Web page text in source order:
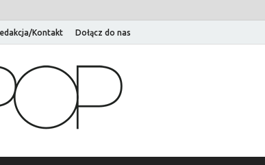
Kontakt Dołącz do nas